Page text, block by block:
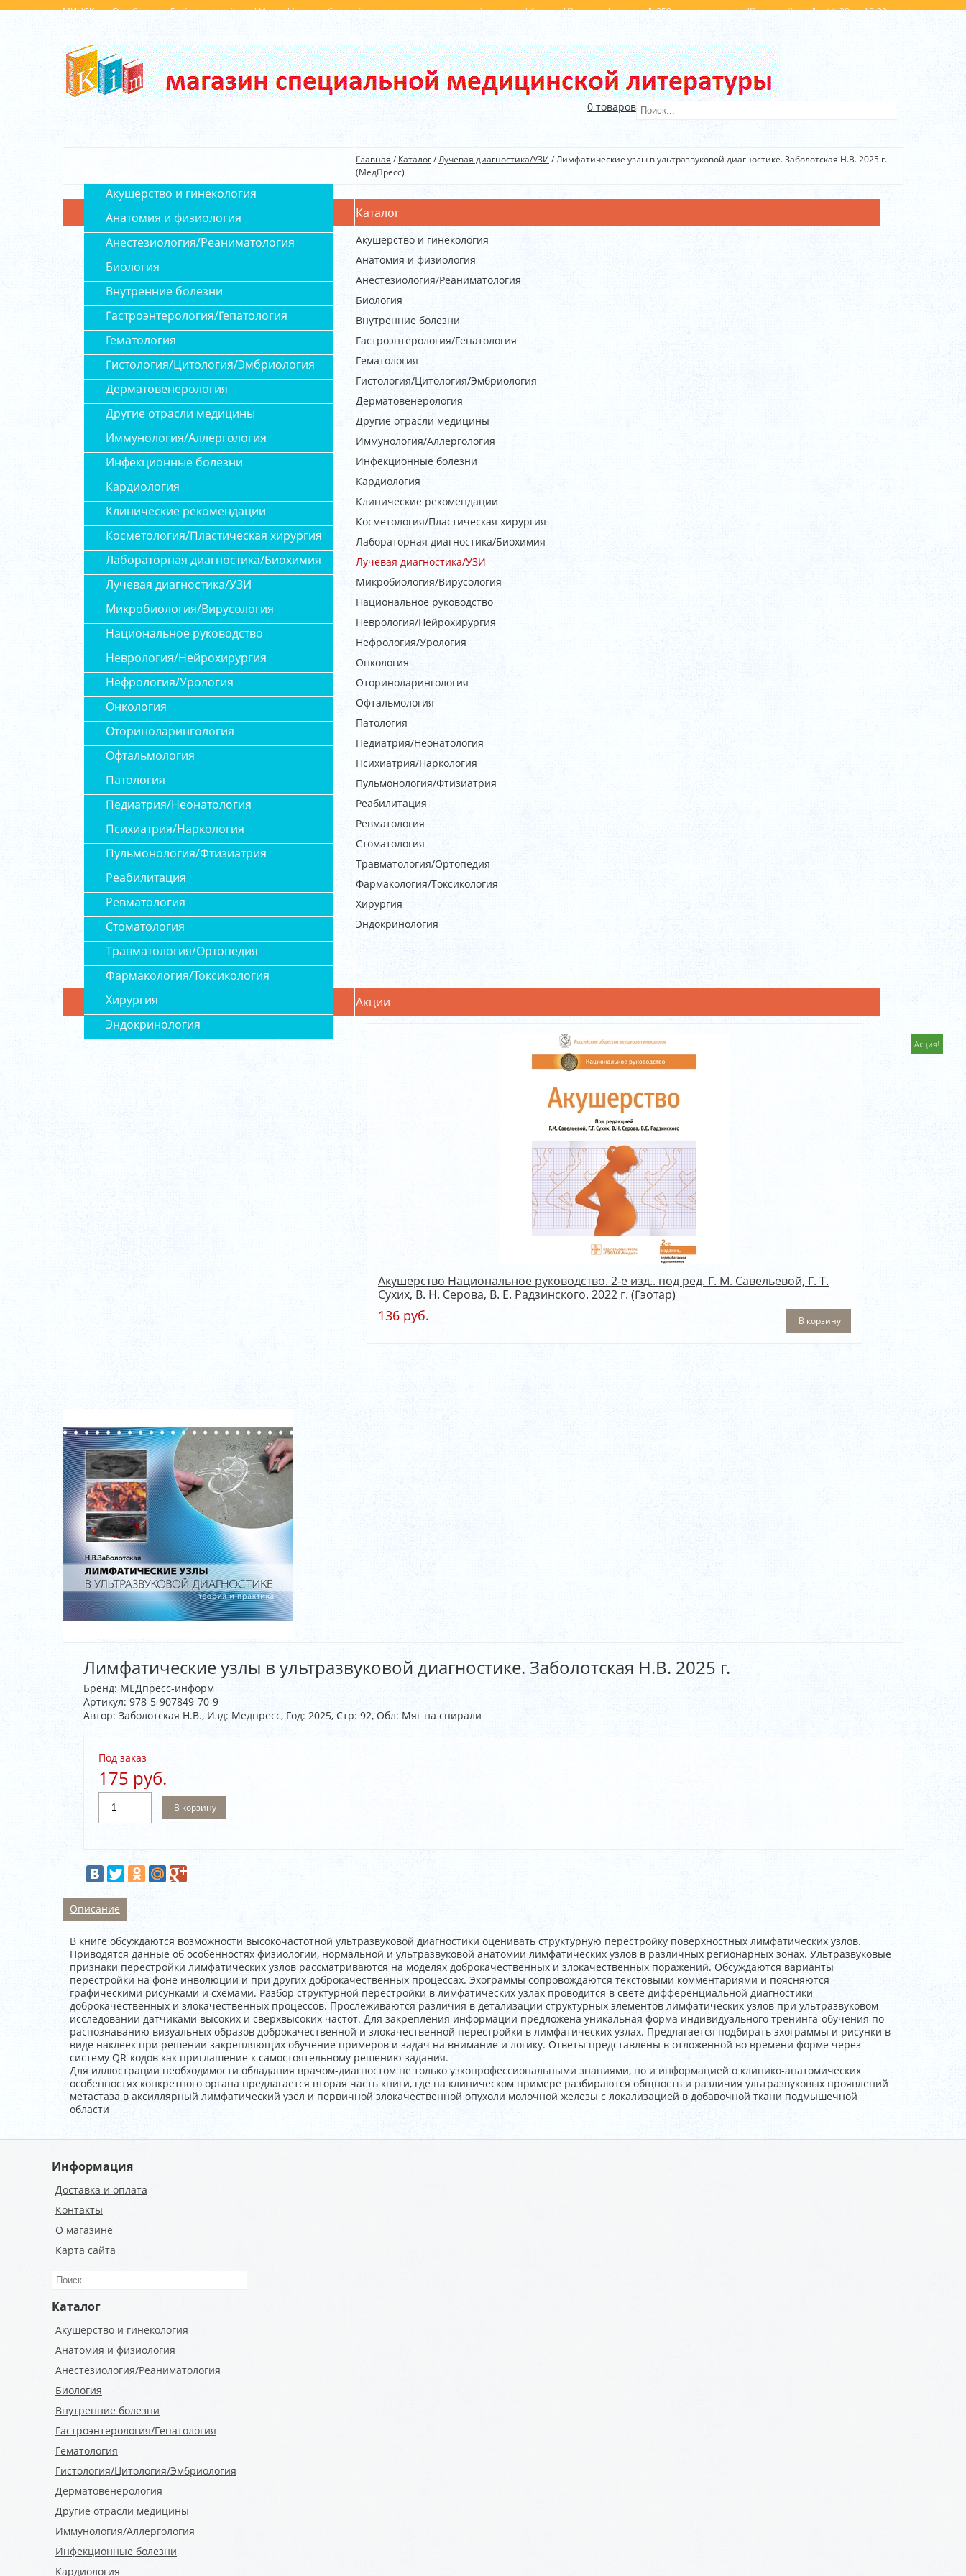
МИНСК, ул. Октябрьская, 5 , Концертный зал "Минск" (вход с обратной стороны от главного входа), магазин "Книги у "Поющих фонтанов". 250 метров от метро "Первомайская". с 11-30 до 18-00
Выходной: Сб, Вс
+375 (29) 143 0008
+375(29) 879 0004 +375(29) 540 40 45
0 товаров
Акушерство и гинекология
Анатомия и физиология
Анестезиология/Реаниматология
Биология
Внутренние болезни
Гастроэнтерология/Гепатология
Гематология
Гистология/Цитология/Эмбриология
Дерматовенерология
Другие отрасли медицины
Иммунология/Аллергология
Инфекционные болезни
Кардиология
Клинические рекомендации
Косметология/Пластическая хирургия
Лабораторная диагностика/Биохимия
Лучевая диагностика/УЗИ
Микробиология/Вирусология
Национальное руководство
Неврология/Нейрохирургия
Нефрология/Урология
Онкология
Оториноларингология
Офтальмология
Патология
Педиатрия/Неонатология
Психиатрия/Наркология
Пульмонология/Фтизиатрия
Реабилитация
Ревматология
Стоматология
Травматология/Ортопедия
Фармакология/Токсикология
Хирургия
Эндокринология
Издательства
Доставка и оплата
Контакты
О магазине
Корзина
Главная /Каталог/Лучевая диагностика/УЗИ /Лимфатические узлы в ультразвуковой диагностике. Заболотская Н.В. 2025 г.
(МедПресс)
Каталог
Акушерство и гинекология
Анатомия и физиология
Анестезиология/Реаниматология
Биология
Внутренние болезни
Гастроэнтерология/Гепатология
Гематология
Гистология/Цитология/Эмбриология
Дерматовенерология
Другие отрасли медицины
Иммунология/Аллергология
Инфекционные болезни
Кардиология
Клинические рекомендации
Косметология/Пластическая хирургия
Лабораторная диагностика/Биохимия
Лучевая диагностика/УЗИ
Микробиология/Вирусология
Национальное руководство
Неврология/Нейрохирургия
Нефрология/Урология
Онкология
Оториноларингология
Офтальмология
Патология
Педиатрия/Неонатология
Психиатрия/Наркология
Пульмонология/Фтизиатрия
Реабилитация
Ревматология
Стоматология
Травматология/Ортопедия
Фармакология/Токсикология
Хирургия
Эндокринология
Акции
Акция!
Акушерство Национальное руководство. 2-е изд.. под ред. Г. М. Савельевой, Г. Т.
Сухих, В. Н. Серова, В. Е. Радзинского. 2022 г. (Гэотар)
136 руб. В корзину
Лимфатические узлы в ультразвуковой диагностике. Заболотская Н.В. 2025 г.
Бренд: МЕДпресс-информ
Артикул: 978-5-907849-70-9
Автор: Заболотская Н.В., Изд: Медпресс, Год: 2025, Стр: 92, Обл: Мяг на спирали
Под заказ
175 руб.
В корзину
Описание
В книге обсуждаются возможности высокочастотной ультразвуковой диагностики оценивать структурную перестройку поверхностных лимфатических узлов.
Приводятся данные об особенностях физиологии, нормальной и ультразвуковой анатомии лимфатических узлов в различных регионарных зонах. Ультразвуковые
признаки перестройки лимфатических узлов рассматриваются на моделях доброкачественных и злокачественных поражений. Обсуждаются варианты
перестройки на фоне инволюции и при других доброкачественных процессах. Эхограммы сопровождаются текстовыми комментариями и поясняются
графическими рисунками и схемами. Разбор структурной перестройки в лимфатических узлах проводится в свете дифференциальной диагностики
доброкачественных и злокачественных процессов. Прослеживаются различия в детализации структурных элементов лимфатических узлов при ультразвуковом
исследовании датчиками высоких и сверхвысоких частот. Для закрепления информации предложена уникальная форма индивидуального тренинга-обучения по
распознаванию визуальных образов доброкачественной и злокачественной перестройки в лимфатических узлах. Предлагается подбирать эхограммы и рисунки в
виде наклеек при решении закрепляющих обучение примеров и задач на внимание и логику. Ответы представлены в отложенной во времени форме через
систему QR-кодов как приглашение к самостоятельному решению задания.
Для иллюстрации необходимости обладания врачом-диагностом не только узкопрофессиональными знаниями, но и информацией о клинико-анатомических
особенностях конкретного органа предлагается вторая часть книги, где на клиническом примере разбираются общность и различия ультразвуковых проявлений
метастаза в аксиллярный лимфатический узел и первичной злокачественной опухоли молочной железы с локализацией в добавочной ткани подмышечной
области
Информация
Доставка и оплата
Контакты
О магазине
Карта сайта
Каталог
Акушерство и гинекология
Анатомия и физиология
Анестезиология/Реаниматология
Биология
Внутренние болезни
Гастроэнтерология/Гепатология
Гематология
Гистология/Цитология/Эмбриология
Дерматовенерология
Другие отрасли медицины
Иммунология/Аллергология
Инфекционные болезни
Кардиология